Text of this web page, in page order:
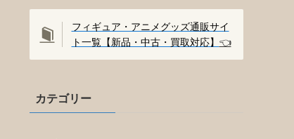
フィギュア・アニメグッズ通販サイ
ト一覧【新品・中古・買取対応】 👈️
カテゴリー